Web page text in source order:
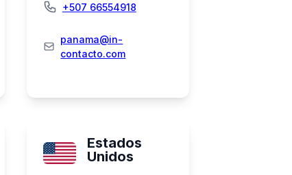
+507 66554918
panama@in-
contacto.com
Estados
Unidos